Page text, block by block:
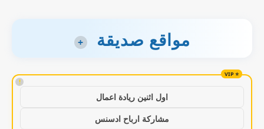
مواقع صديقة +
!
اول اثنين ريادة اعمال
مشاركة ارباح ادسنس